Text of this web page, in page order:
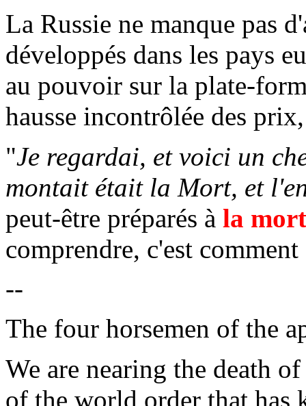
La Russie ne manque pas
développés dans les pays
au pouvoir sur la plate-
hausse incontrôlée des
"Je regardai, et voici un
montait était la Mort, et
peut-être préparés à la mort
comprendre, c'est
--
The four horsemen of the
We are nearing the death
of the world order that has